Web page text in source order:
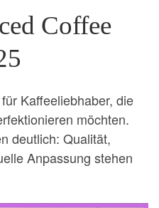
Coffee
Kaffeeliebhaber, die
möchten.
deutlich: Qualität,
Anpassung stehen